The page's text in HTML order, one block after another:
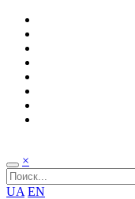
×
UA EN